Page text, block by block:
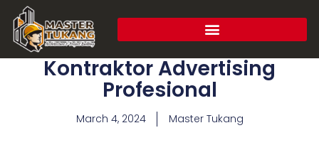
Kontraktor Advertising
Profesional
March 4, 2024 Master Tukang